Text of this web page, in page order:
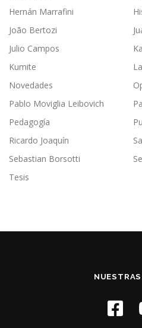
Hernán Marrafini
João Bertozi
Julio Campos
Kumite
Novedades
Pablo Moviglia Leibovich
Pedagogía
Ricardo Joaquín
Sebastian Borsotti
Tesis
NUESTRAS